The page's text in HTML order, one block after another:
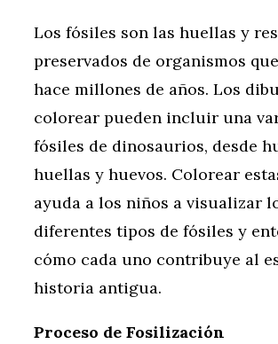
Los fósiles son las huellas y
preservados de organismos
hace millones de años. Los
colorear pueden incluir una
fósiles de dinosaurios, desde
huellas y huevos. Colorear
ayuda a los niños a visualizar
diferentes tipos de fósiles y
cómo cada uno contribuye al
historia antigua.
Proceso de Fosilización